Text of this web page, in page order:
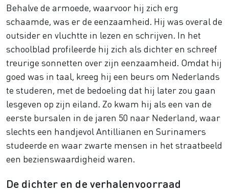
Behalve de armoede, waarvoor hij zich erg
schaamde, was er de eenzaamheid. Hij was overal de
outsider en vluchtte in lezen en schrijven. In het
schoolblad profileerde hij zich als dichter en schreef
treurige sonnetten over zijn eenzaamheid. Omdat hij
goed was in taal, kreeg hij een beurs om Nederlands
te studeren, met de bedoeling dat hij later zou gaan
lesgeven op zijn eiland. Zo kwam hij als een van de
eerste bursalen in de jaren 50 naar Nederland, waar
slechts een handjevol Antillianen en Surinamers
studeerde en waar zwarte mensen in het straatbeeld
een bezienswaardigheid waren.
De dichter en de verhalenvoorraad